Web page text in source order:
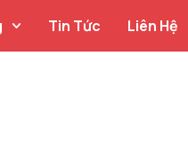
Tin Tức Liên Hệ